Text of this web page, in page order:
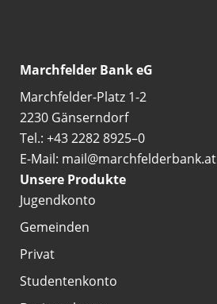
Marchfelder Bank eG
Marchfelder-Platz 1-2
2230 Gänserndorf
Tel.: +43 2282 8925–0
E-Mail: mail@marchfelderbank.at
Unsere Produkte
Jugendkonto
Gemeinden
Privat
Studentenkonto